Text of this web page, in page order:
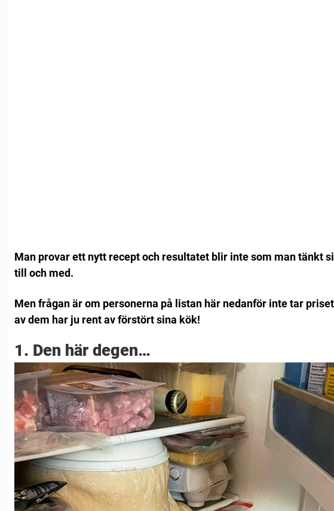
Man provar ett nytt recept och resultatet blir inte som man tänkt
till och med.
Men frågan är om personerna på listan här nedanför inte tar
av dem har ju rent av förstört sina kök!
1. Den här degen…